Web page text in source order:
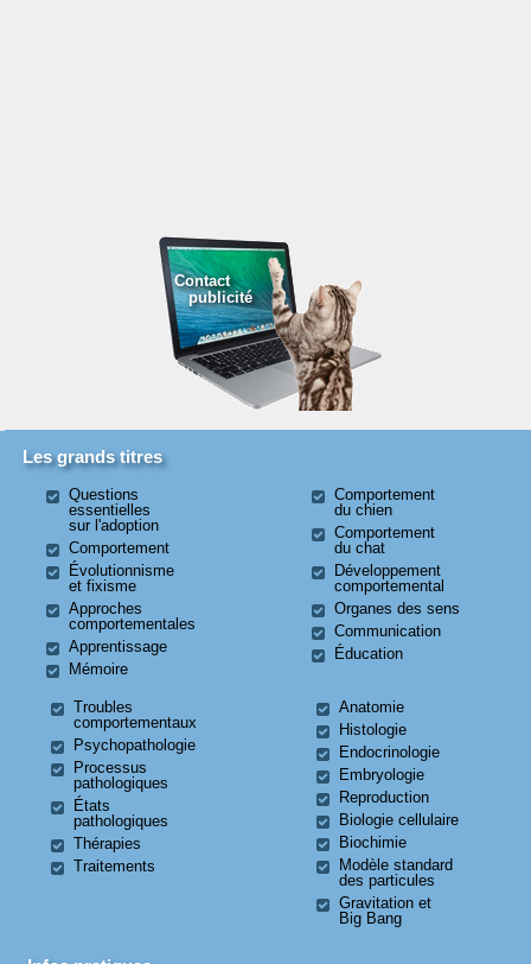
Contact
publicité
Les grands titres
Questions
essentielles
sur l'adoption
Comportement
Évolutionnisme
et fixisme
Approches
comportementales
Apprentissage
Mémoire
Comportement
du chien
Comportement
du chat
Développement
comportemental
Organes des sens
Communication
Éducation
Troubles
comportementaux
Psychopathologie
Processus
pathologiques
États
pathologiques
Thérapies
Traitements
Anatomie
Histologie
Endocrinologie
Embryologie
Reproduction
Biologie cellulaire
Biochimie
Modèle standard
des particules
Gravitation et
Big Bang